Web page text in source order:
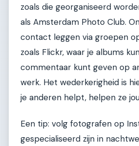
zoals die georganiseerd
als Amsterdam Photo Club.
contact leggen via groepen
zoals Flickr, waar je albums
commentaar kunt geven op
werk. Het wederkerigheid is
je anderen helpt, helpen ze
Een tip: volg fotografen op
gespecialiseerd zijn in